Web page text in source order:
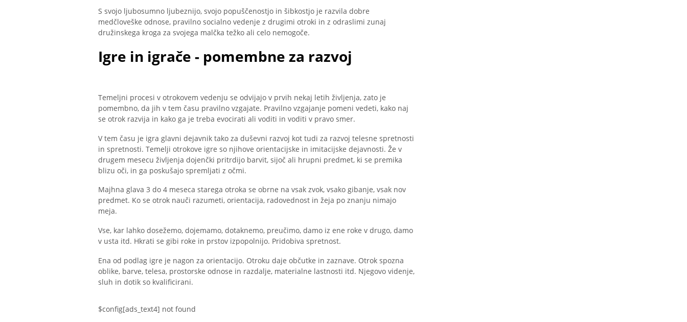
S svojo ljubosumno ljubeznijo, svojo popuščenostjo in šibkostjo je razvila dobre
medčloveške odnose, pravilno socialno vedenje z drugimi otroki in z odraslimi zunaj
družinskega kroga za svojega malčka težko ali celo nemogoče.
Igre in igrače - pomembne za razvoj
Temeljni procesi v otrokovem vedenju se odvijajo v prvih nekaj letih življenja, zato je
pomembno, da jih v tem času pravilno vzgajate. Pravilno vzgajanje pomeni vedeti, kako naj
se otrok razvija in kako ga je treba evocirati ali voditi in voditi v pravo smer.
V tem času je igra glavni dejavnik tako za duševni razvoj kot tudi za razvoj telesne spretnosti
in spretnosti. Temelji otrokove igre so njihove orientacijske in imitacijske dejavnosti. Že v
drugem mesecu življenja dojenčki pritrdijo barvit, sijoč ali hrupni predmet, ki se premika
blizu oči, in ga poskušajo spremljati z očmi.
Majhna glava 3 do 4 meseca starega otroka se obrne na vsak zvok, vsako gibanje, vsak nov
predmet. Ko se otrok nauči razumeti, orientacija, radovednost in žeja po znanju nimajo
meja.
Vse, kar lahko dosežemo, dojemamo, dotaknemo, preučimo, damo iz ene roke v drugo, damo
v usta itd. Hkrati se gibi roke in prstov izpopolnijo. Pridobiva spretnost.
Ena od podlag igre je nagon za orientacijo. Otroku daje občutke in zaznave. Otrok spozna
oblike, barve, telesa, prostorske odnose in razdalje, materialne lastnosti itd. Njegovo videnje,
sluh in dotik so kvalificirani.
$config[ads_text4] not found